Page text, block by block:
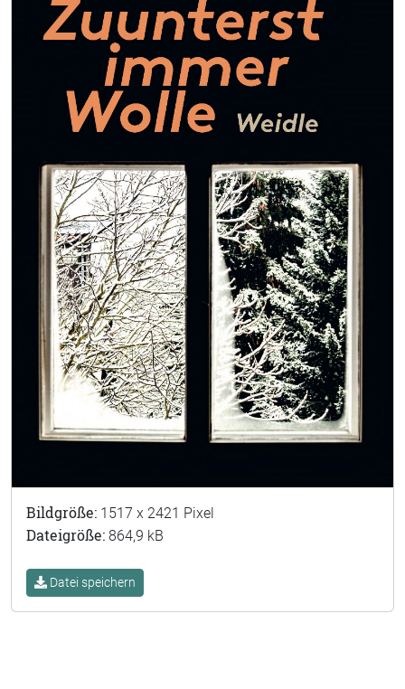
Bildgröße: 1517 x 2421 Pixel
Dateigröße: 864,9 kB
Datei speichern